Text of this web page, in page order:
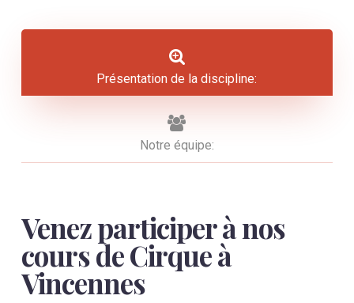
Présentation de la discipline:
Notre équipe:
Venez participer à nos
cours de Cirque à
Vincennes